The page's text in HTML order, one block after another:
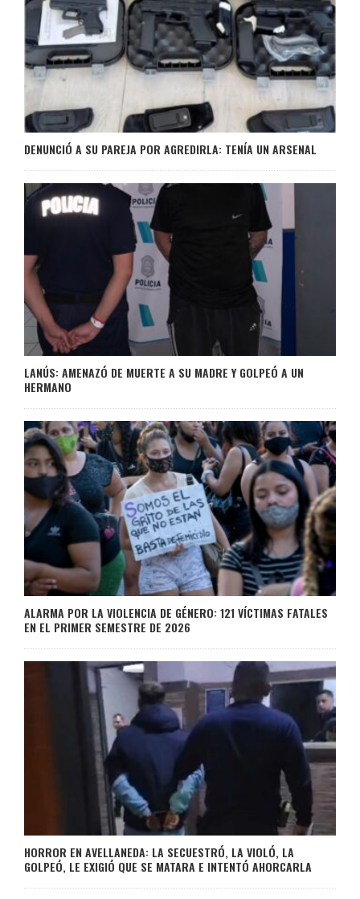
DENUNCIÓ A SU PAREJA POR AGREDIRLA: TENÍA UN ARSENAL
LANÚS: AMENAZÓ DE MUERTE A SU MADRE Y GOLPEÓ A UN
HERMANO
ALARMA POR LA VIOLENCIA DE GÉNERO: 121 VÍCTIMAS FATALES
EN EL PRIMER SEMESTRE DE 2026
HORROR EN AVELLANEDA: LA SECUESTRÓ, LA VIOLÓ, LA
GOLPEÓ, LE EXIGIÓ QUE SE MATARA E INTENTÓ AHORCARLA